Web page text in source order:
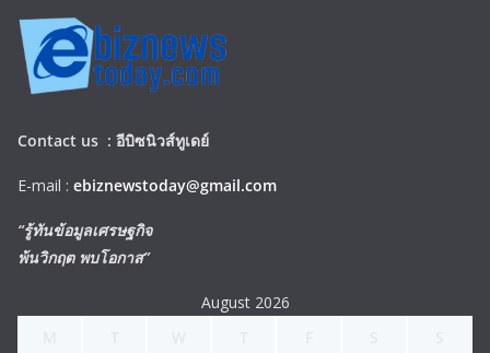
Contact us : อีบิซนิวส์ทูเดย์
E-mail : ebiznewstoday@gmail.com
“รู้ทันข้อมูลเศรษฐกิจ
พ้นวิกฤต พบโอกาส”
August 2026